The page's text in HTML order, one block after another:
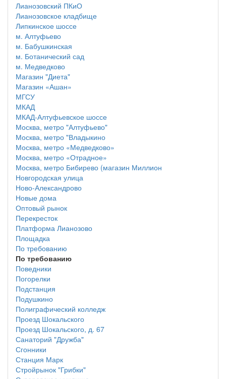
Лианозовский ПКиО
Лианозовское кладбище
Липкинское шоссе
м. Алтуфьево
м. Бабушкинская
м. Ботанический сад
м. Медведково
Магазин "Диета"
Магазин «Ашан»
МГСУ
МКАД
МКАД-Алтуфьевское шоссе
Москва, метро "Алтуфьево"
Москва, метро "Владыкино
Москва, метро «Медведково»
Москва, метро «Отрадное»
Москва, метро Бибирево (магазин Миллион
Новгородская улица
Ново-Александрово
Новые дома
Оптовый рынок
Перекресток
Платформа Лианозово
Площадка
По требованию
По требованию
Поведники
Погорелки
Подстанция
Подушкино
Полиграфический колледж
Проезд Шокальского
Проезд Шокальского, д. 67
Санаторий "Дружба"
Сгонники
Станция Марк
Стройрынок "Грибки"